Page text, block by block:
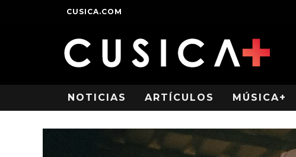
CUSICA.COM
NOTICIAS ARTÍCULOS MÚSICA+